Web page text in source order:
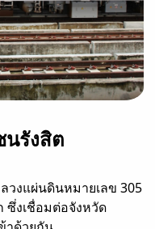
รังสิต
วงแผ่นดินหมายเลข 305
ซึ่งเชื่อมต่อจังหวัด